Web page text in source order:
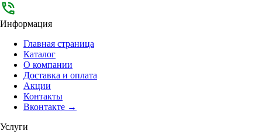
Информация
Главная страница
Каталог
О компании
Доставка и оплата
Акции
Контакты
Вконтакте →
Услуги